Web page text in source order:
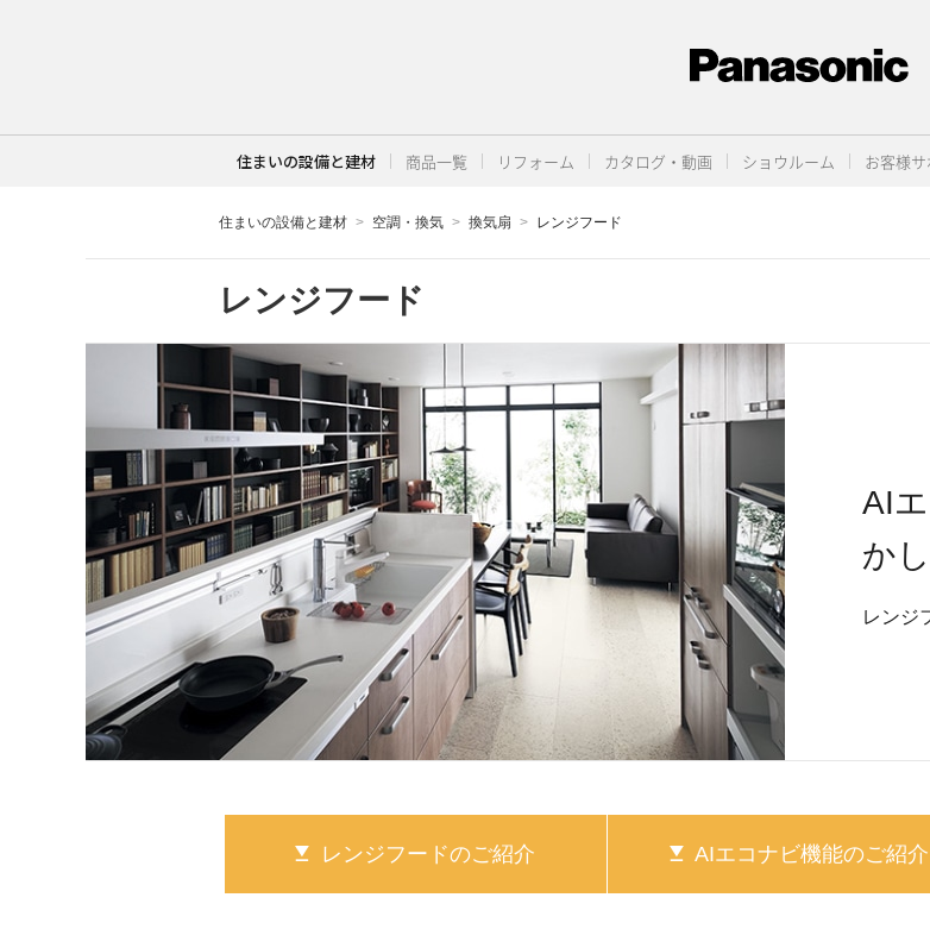
住まいの設備と建材 商品一覧 リフォーム カタログ・動画 ショウルーム お客様
住まいの設備と建材 空調・換気 換気扇 レンジフード
レンジフード
AI
か
レンジ
レンジフードのご紹介 AIエコナビ機能のご紹介